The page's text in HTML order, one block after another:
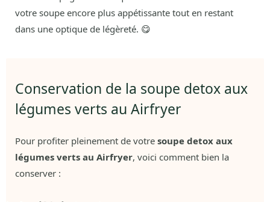
votre soupe encore plus appétissante tout en restant
dans une optique de légèreté. 😋
Conservation de la soupe detox aux
légumes verts au Airfryer
Pour profiter pleinement de votre soupe detox aux
légumes verts au Airfryer, voici comment bien la
conserver :